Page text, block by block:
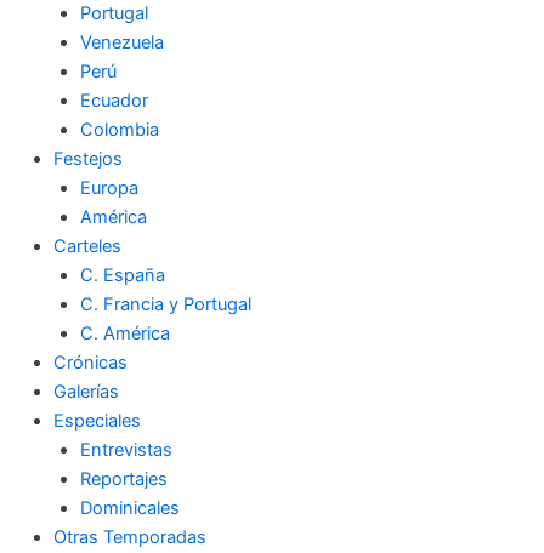
Portugal
Venezuela
Perú
Ecuador
Colombia
Festejos
Europa
América
Carteles
C. España
C. Francia y Portugal
C. América
Crónicas
Galerías
Especiales
Entrevistas
Reportajes
Dominicales
Otras Temporadas